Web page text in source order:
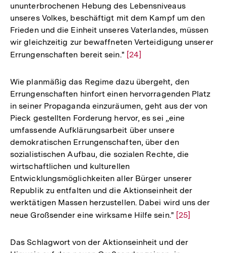
ununterbrochenen Hebung des Lebensniveaus
unseres Volkes, beschäftigt mit dem Kampf um den
Frieden und die Einheit unseres Vaterlandes, müssen
wir gleichzeitig zur bewaffneten Verteidigung unserer
Errungenschaften bereit sein." Zur
der
Fußnote
[24]
Wie planmäßig das Regime dazu übergeht, den
Errungenschaften hinfort einen hervorragenden Platz
in seiner Propaganda einzuräumen, geht aus der von
Pieck gestellten Forderung hervor, es sei „eine
umfassende Aufklärungsarbeit über unsere
demokratischen Errungenschaften, über den
sozialistischen Aufbau, die sozialen Rechte, die
wirtschaftlichen und kulturellen
Entwicklungsmöglichkeiten aller Bürger unserer
Republik zu entfalten und die Aktionseinheit der
werktätigen Massen herzustellen. Dabei wird uns der
neue Großsender eine wirksame Hilfe sein." Zur
der
[25]
Das Schlagwort von der Aktionseinheit und der